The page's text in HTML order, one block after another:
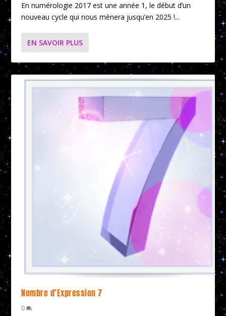
En numérologie 2017 est une année 1, le début d’un
nouveau cycle qui nous mènera jusqu’en 2025 !...
EN SAVOIR PLUS
Nombre d’Expression 7
0